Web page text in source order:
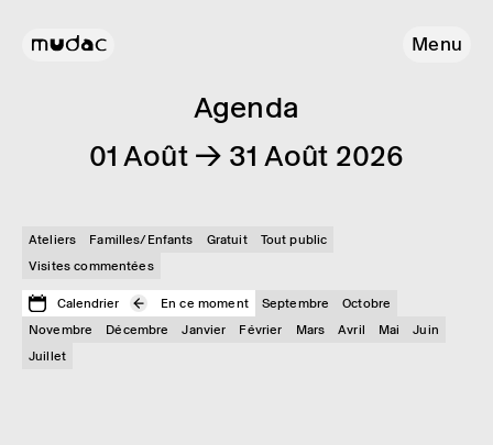
Menu
Agenda
01 Août → 31 Août 2026
Ateliers Familles/Enfants Gratuit
Tout public
Visites commentées
Calendrier En ce moment Septembre
Octobre
Novembre
Décembre Janvier Février Mars Avril Mai
Juin
Juillet